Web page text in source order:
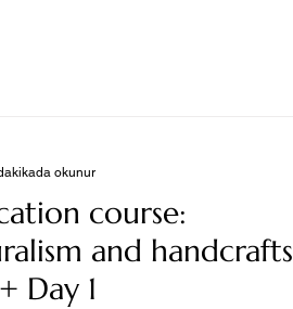
course:
and handcrafts
Day 1
okunur